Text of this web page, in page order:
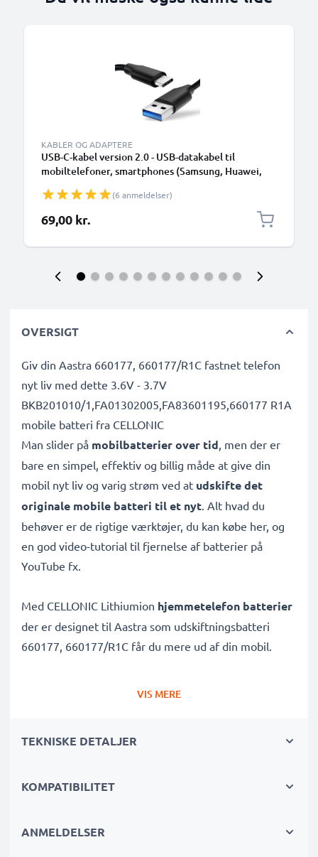
KABLER OG ADAPTERE
USB-C-kabel version 2.0 - USB-datakabel til
mobiltelefoner, smartphones (Samsung, Huawei,
Sony, GoPro) og mange flere - 1,0m 3A-
opladerkabel med USB Type C-stik
(6 anmeldelser)
69,00 kr.
OVERSIGT
Giv din Aastra 660177, 660177/R1C fastnet telefon
nyt liv med dette 3.6V - 3.7V
BKB201010/1,FA01302005,FA83601195,660177 R1A
mobile batteri fra CELLONIC
Man slider på mobilbatterier over tid, men der er
bare en simpel, effektiv og billig måde at give din
mobil nyt liv og varig strøm ved at udskifte det
originale mobile batteri til et nyt. Alt hvad du
behøver er de rigtige værktøjer, du kan købe her, og
en god video-tutorial til fjernelse af batterier på
YouTube fx.
Med CELLONIC Lithiumion hjemmetelefon batterier
der er designet til Aastra som udskiftningsbatteri
660177, 660177/R1C får du mere ud af din mobil.
batteri lang levetid
overhednings- og overspændingsbeskyttet
kunne leve op til
VIS MERE
TEKNISKE DETALJER
KOMPATIBILITET
ANMELDELSER